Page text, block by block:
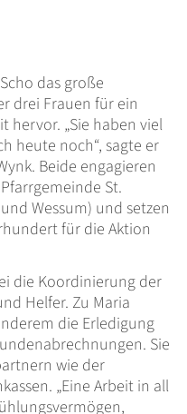
das große
drei Frauen für ein
hervor. „Sie haben viel
heute noch“, sagte er
Beide engagieren
St.
Wessum) und setzen
für die Aktion
die Koordinierung der
Helfer. Zu Maria
die Erledigung
Sie
wie der
„Eine Arbeit in all